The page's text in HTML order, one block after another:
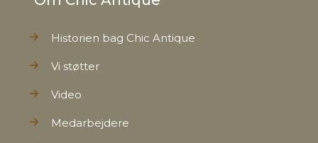
Historien bag Chic Antique
Vi støtter
Video
Medarbejdere